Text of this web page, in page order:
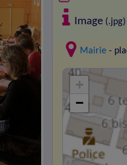
Image
Mairie -
+
−